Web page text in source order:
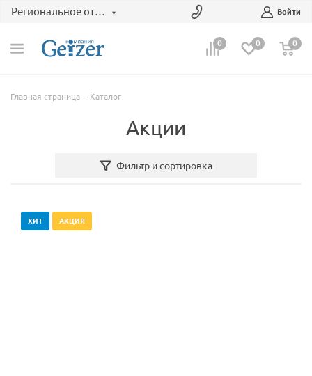
Региональное отделение Войти
0 0 0
Главная страница Каталог
Акции
Фильтр и сортировка
ХИТ АКЦИЯ